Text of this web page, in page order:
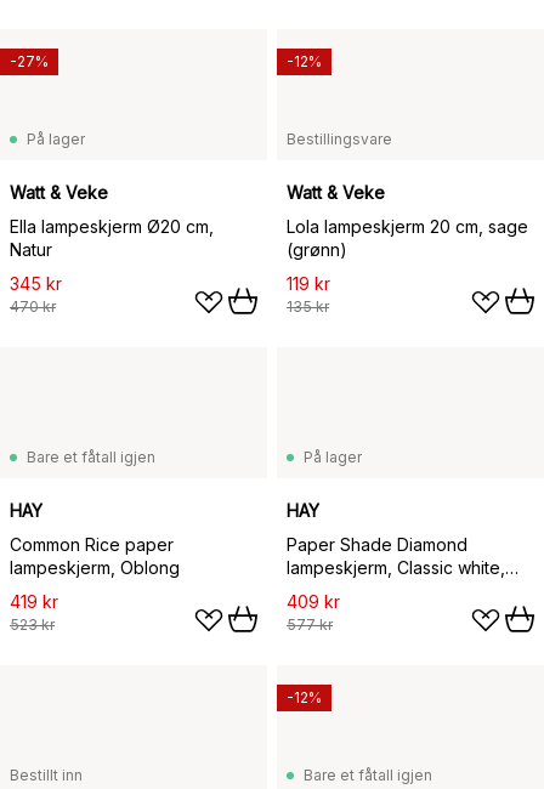
På lager
Watt & Veke
Ella lampeskjerm Ø20 cm,
Natur
345 kr
470 kr
-27%
Bestillingsvare
Watt & Veke
Lola lampeskjerm 20 cm, sage
(grønn)
119 kr
135 kr
-12%
Bare et fåtall igjen
HAY
Common Rice paper
lampeskjerm, Oblong
419 kr
523 kr
På lager
HAY
Paper Shade Diamond
lampeskjerm, Classic white,
Ø50 cm
409 kr
577 kr
Bestillt inn Bare et fåtall igjen
-12%